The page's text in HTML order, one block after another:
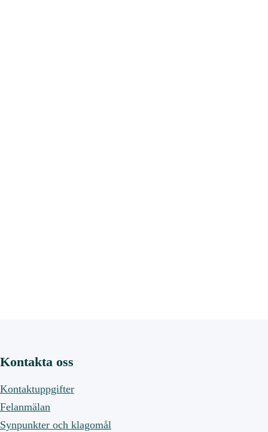
Kontakta oss
Kontaktuppgifter
Felanmälan
Synpunkter och klagomål